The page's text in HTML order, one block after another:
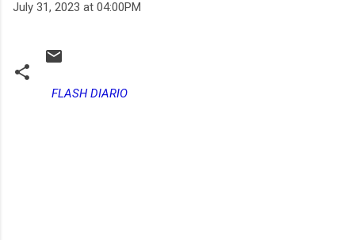
July 31, 2023 at 04:00PM
FLASH DIARIO